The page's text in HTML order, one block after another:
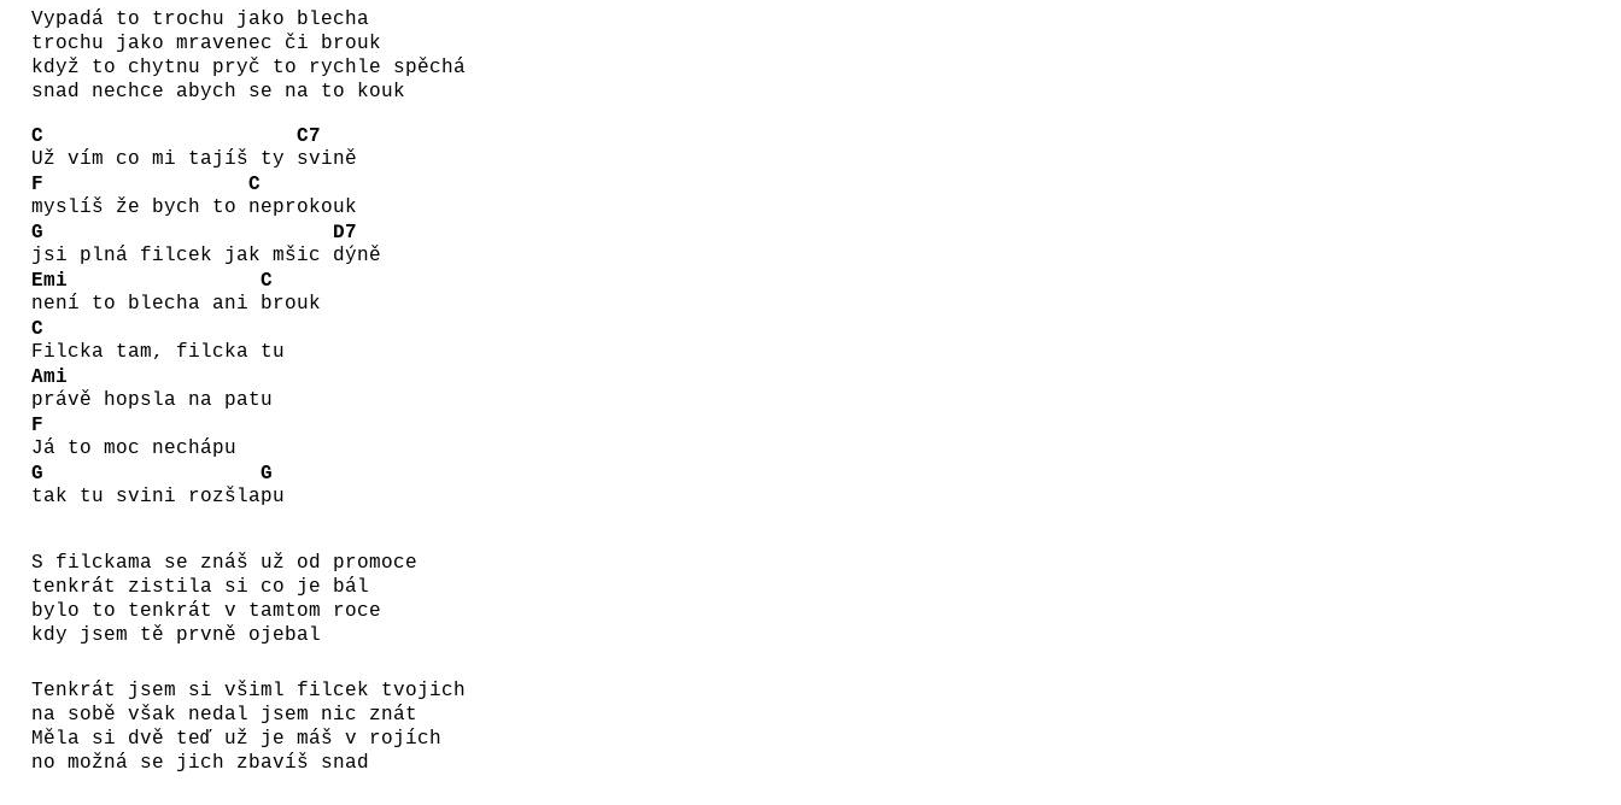
Vypadá to trochu jako blecha
trochu jako mravenec či brouk
když to chytnu pryč to rychle spěchá
snad nechce abych se na to kouk
C
Už vím co mi tajíš ty
C7
svině
F
myslíš že bych to
C
neprokouk
G
jsi plná filcek jak mšic
D7
dýně
Emi
není to blecha ani
C
brouk
C
Filcka tam, filcka tu
Ami
právě hopsla na patu
F
Já to moc nechápu
G
tak tu svini rozšla
G
pu
S filckama se znáš už od promoce
tenkrát zistila si co je bál
bylo to tenkrát v tamtom roce
kdy jsem tě prvně ojebal
Tenkrát jsem si všiml filcek tvojich
na sobě však nedal jsem nic znát
Měla si dvě teď už je máš v rojích
no možná se jich zbavíš snad